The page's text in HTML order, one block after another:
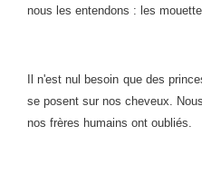
nous les entendons : les
Il n'est nul besoin que des
se posent sur nos cheveux.
nos frères humains ont oubliés.